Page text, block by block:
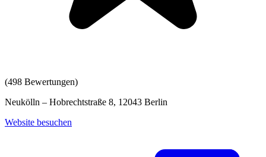
(498 Bewertungen)
Neukölln – Hobrechtstraße 8, 12043 Berlin
Website besuchen